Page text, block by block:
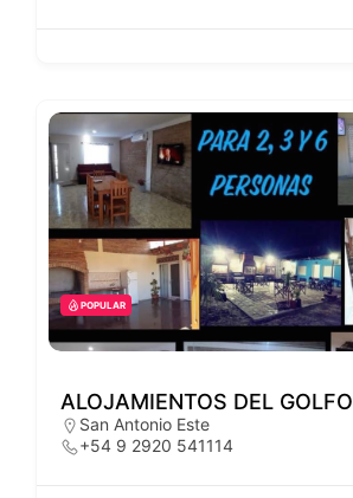
POPULAR
ALOJAMIENTOS DEL GOLFO
San Antonio Este
+54 9 2920 541114